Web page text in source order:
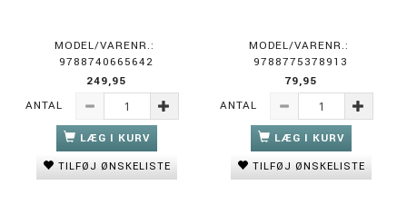
MODEL/VARENR.:
9788740665642
249,95
ANTAL
LÆG I KURV
TILFØJ ØNSKELISTE
MODEL/VARENR.:
9788775378913
79,95
ANTAL
LÆG I KURV
TILFØJ ØNSKELISTE